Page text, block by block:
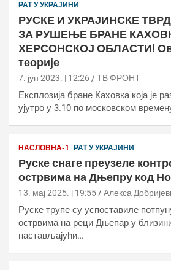
РАТ У УКРАЈИНИ
РУСКЕ И УКРАЈИНСКЕ
ЗА РУШЕЊЕ БРАНЕ
ХЕРСОНСКОЈ ОБЛАСТИ!
теорије
7. јун 2023. | 12:26 ТВ ФРОНТ
Експлозија бране Каховка која је
ујутро у 3.10 по московском
НАСЛОВНА-1 РАТ У УКРАЈИНИ
Руске снаге преузеле
острвима на Дњепру код
13. мај 2025. | 19:55 Алекса
Руске трупе су успоставиле
острвима на реци Дњепар у
настављајући…